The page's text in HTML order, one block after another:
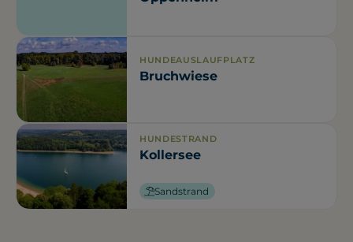
HUNDEAUSLAUFPLATZ
Bruchwiese
HUNDESTRAND
Kollersee
Sandstrand